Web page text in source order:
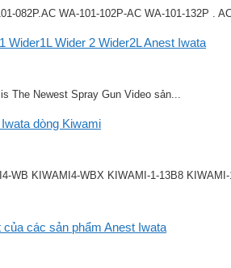
082P.AC WA-101-102P-AC WA-101-132P .
Wider1L Wider 2 Wider2L Anest Iwata
The Newest Spray Gun Video sản...
dòng Kiwami
KIWAMI4-WBX KIWAMI-1-13B8
các sản phẩm Anest Iwata